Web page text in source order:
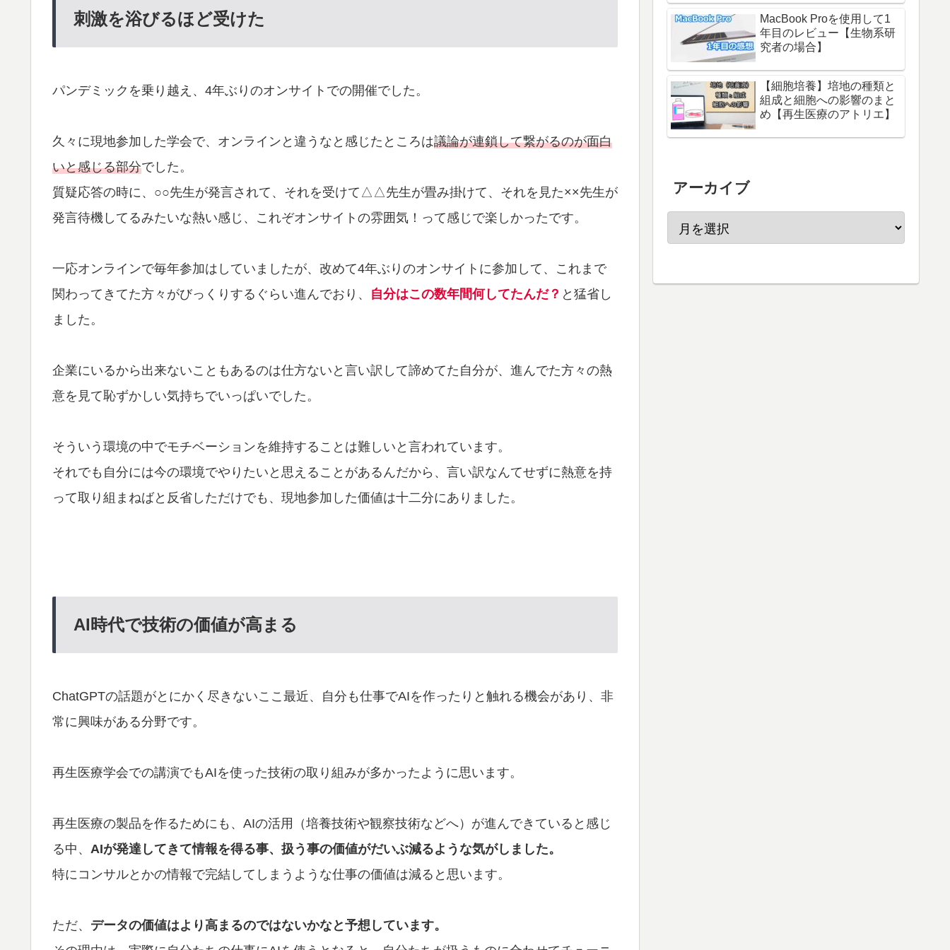
刺激を浴びるほど受けた
パンデミックを乗り越え、4年ぶりのオンサイトでの開催でした。
久々に現地参加した学会で、オンラインと違うなと感じたところは議論が連鎖して繋がるのが面白
いと感じる部分でした。
質疑応答の時に、○○先生が発言されて、それを受けて△△先生が畳み掛けて、それを見た××先生が
発言待機してるみたいな熱い感じ、これぞオンサイトの雰囲気！って感じで楽しかったです。
一応オンラインで毎年参加はしていましたが、改めて4年ぶりのオンサイトに参加して、これまで
関わってきてた方々がびっくりするぐらい進んでおり、 自分はこの数年間何してたんだ？ と猛省し
ました。
企業にいるから出来ないこともあるのは仕方ないと言い訳して諦めてた自分が、進んでた方々の熱
意を見て恥ずかしい気持ちでいっぱいでした。
そういう環境の中でモチベーションを維持することは難しいと言われています。
それでも自分には今の環境でやりたいと思えることがあるんだから、言い訳なんてせずに熱意を持
って取り組まねばと反省しただけでも、現地参加した価値は十二分にありました。
AI時代で技術の価値が高まる
ChatGPTの話題がとにかく尽きないここ最近、自分も仕事でAIを作ったりと触れる機会があり、非
常に興味がある分野です。
再生医療学会での講演でもAIを使った技術の取り組みが多かったように思います。
再生医療の製品を作るためにも、AIの活用（培養技術や観察技術などへ）が進んできていると感じ
る中、 AIが発達してきて情報を得る事、扱う事の価値がだいぶ減るような気がしました。
特にコンサルとかの情報で完結してしまうような仕事の価値は減ると思います。
ただ、 データの価値はより高まるのではないかなと予想しています。
MacBook Proを使用して1
年目のレビュー【生物系研
究者の場合】
【細胞培養】培地の種類と
組成と細胞への影響のまと
め【再生医療のアトリエ】
アーカイブ